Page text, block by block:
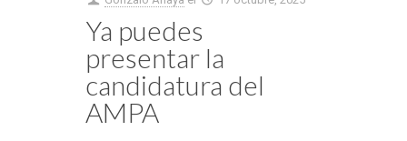
Ya puedes
presentar la
candidatura del
AMPA